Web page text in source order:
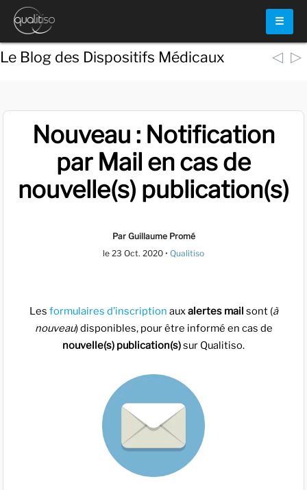
☰
Le Blog des Dispositifs Médicaux ◁ ▷
Nouveau : Notification
par Mail en cas de
nouvelle(s) publication(s)
Par Guillaume Promé
le 23 Oct. 2020 • Qualitiso
Les formulaires d’inscription auxalertes mail sont (à
nouveau) disponibles, pour être informé en cas de
nouvelle(s) publication(s)sur Qualitiso.